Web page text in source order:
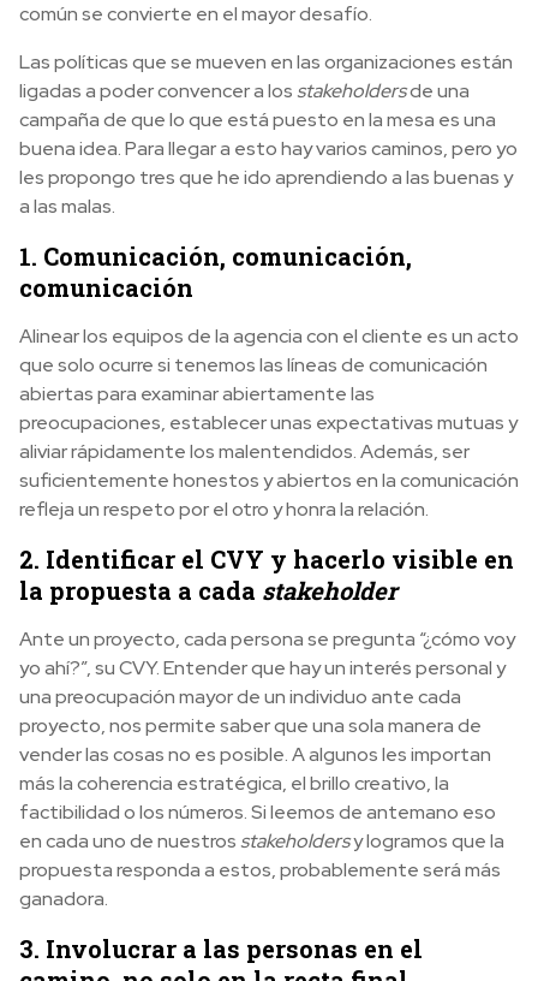
común se convierte en el mayor desafío.
Las políticas que se mueven en las organizaciones están
ligadas a poder convencer a losstakeholdersde una
campaña de que lo que está puesto en la mesa es una
buena idea. Para llegar a esto hay varios caminos, pero yo
les propongo tres que he ido aprendiendo a las buenas y
a las malas.
1. Comunicación, comunicación,
comunicación
Alinear los equipos de la agencia con el cliente es un acto
que solo ocurre si tenemos las líneas de comunicación
abiertas para examinar abiertamente las
preocupaciones, establecer unas expectativas mutuas y
aliviar rápidamente los malentendidos. Además, ser
suficientemente honestos y abiertos en la comunicación
refleja un respeto por el otro y honra la relación.
2. Identificar el CVY y hacerlo visible en
la propuesta a cada stakeholder
Ante un proyecto, cada persona se pregunta “¿cómo voy
yo ahí?”, su CVY. Entender que hay un interés personal y
una preocupación mayor de un individuo ante cada
proyecto, nos permite saber que una sola manera de
vender las cosas no es posible. A algunos les importan
más la coherencia estratégica, el brillo creativo, la
factibilidad o los números. Si leemos de antemano eso
en cada uno de nuestrosstakeholdersy logramos que la
propuesta responda a estos, probablemente será más
ganadora.
3. Involucrar a las personas en el